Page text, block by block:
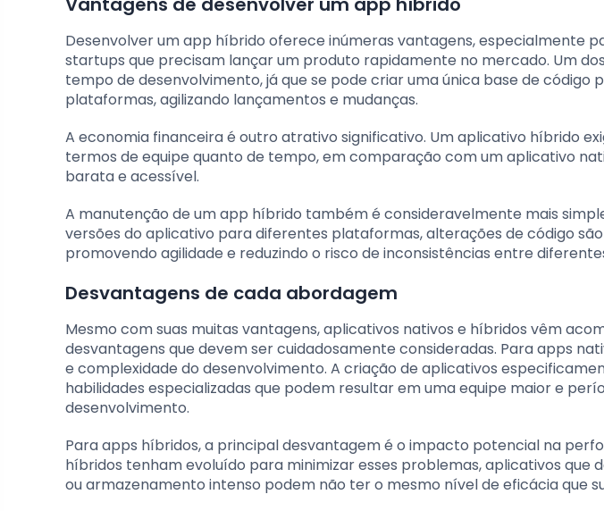
Desenvolver um app híbrido oferece inúmeras vantagens, especialmente
startups que precisam lançar um produto rapidamente no mercado. Um
tempo de desenvolvimento, já que se pode criar uma única base de código
plataformas, agilizando lançamentos e mudanças.
A economia financeira é outro atrativo significativo. Um aplicativo híbrido
termos de equipe quanto de tempo, em comparação com um aplicativo
barata e acessível.
A manutenção de um app híbrido também é consideravelmente mais
versões do aplicativo para diferentes plataformas, alterações de código
promovendo agilidade e reduzindo o risco de inconsistências entre
Desvantagens de cada abordagem
Mesmo com suas muitas vantagens, aplicativos nativos e híbridos vêm
desvantagens que devem ser cuidadosamente consideradas. Para apps
e complexidade do desenvolvimento. A criação de aplicativos
habilidades especializadas que podem resultar em uma equipe maior e
desenvolvimento.
Para apps híbridos, a principal desvantagem é o impacto potencial na
híbridos tenham evoluído para minimizar esses problemas, aplicativos que
ou armazenamento intenso podem não ter o mesmo nível de eficácia que